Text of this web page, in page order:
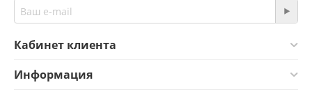
Кабинет клиента
Информация